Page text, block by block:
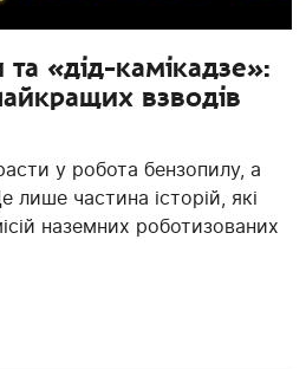
«дід-камікадзе»:
взводів
у робота бензопилу, а
лише частина історій, які
наземних роботизованих